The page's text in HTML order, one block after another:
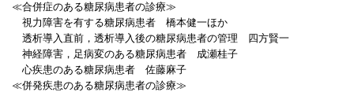
≪合併症のある糖尿病患者の診療≫
視力障害を有する糖尿病患者 橋本健一ほか
透析導入直前，透析導入後の糖尿病患者の管理 四方賢一
神経障害，足病変のある糖尿病患者 成瀬桂子
心疾患のある糖尿病患者 佐藤麻子
≪併発疾患のある糖尿病患者の診療≫